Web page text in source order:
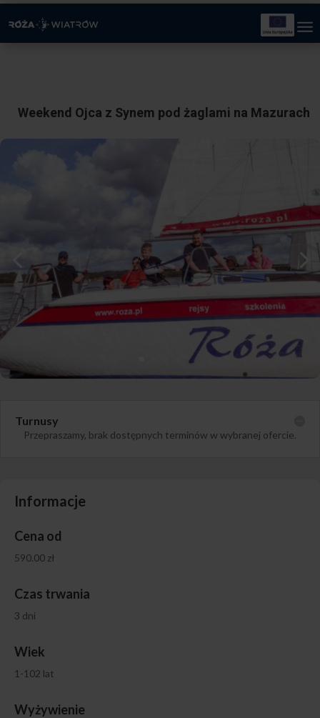
Weekend Ojca z Synem pod żaglami na Mazurach
Turnusy
Przepraszamy, brak dostępnych terminów w wybranej ofercie.
Informacje
Cena od
590.00 zł
Czas trwania
3 dni
Wiek
1-102 lat
Wyżywienie